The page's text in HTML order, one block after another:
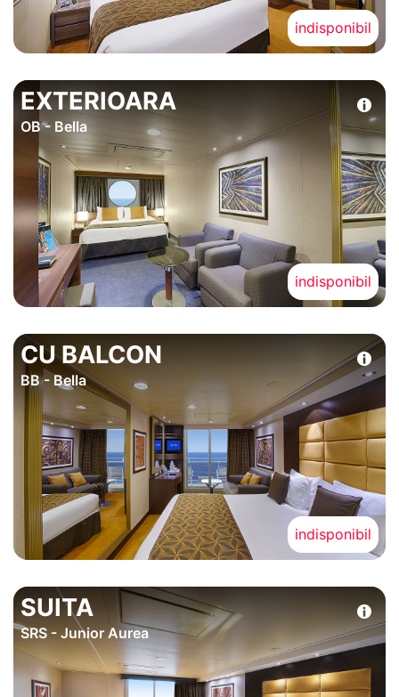
indisponibil
EXTERIOARA
OB - Bella
indisponibil
CU BALCON
BB - Bella
indisponibil
SUITA
SRS - Junior Aurea